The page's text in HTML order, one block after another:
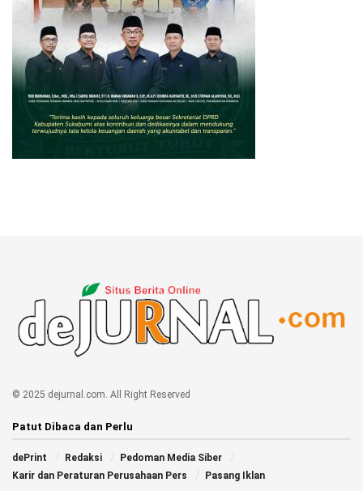
© 2025 dejurnal.com. All Right Reserved
Patut Dibaca dan Perlu
dePrint Redaksi
Pedoman Media Siber
Karir dan Peraturan Perusahaan Pers
Pasang Iklan